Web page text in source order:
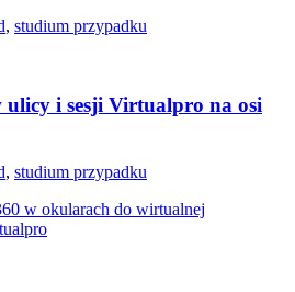
, studium przypadku
ulicy i sesji Virtualpro na osi
, studium przypadku
w okularach do wirtualnej